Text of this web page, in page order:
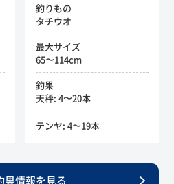
釣りもの
タチウオ
最大サイズ
65〜114cm
釣果
天秤: 4〜20本
テンヤ: 4〜19本
果情報を見る